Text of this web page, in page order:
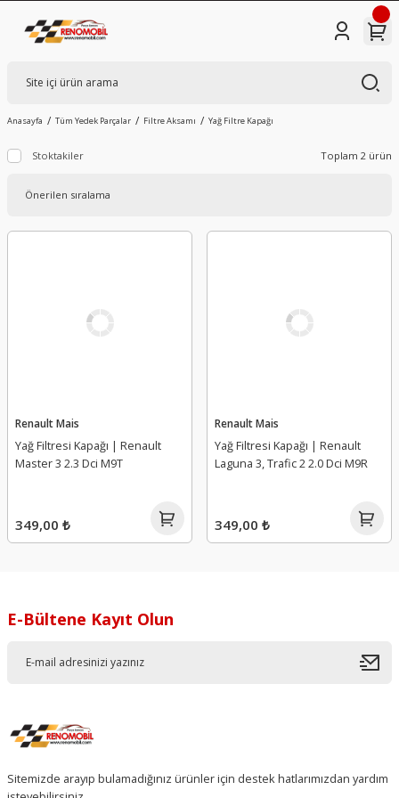
Anasayfa Tüm Yedek Parçalar Filtre Aksamı Yağ Filtre Kapağı
Stoktakiler Toplam 2 ürün
Renault Mais
Yağ Filtresi Kapağı | Renault
Master 3 2.3 Dci M9T
349,00 ₺
Renault Mais
Yağ Filtresi Kapağı | Renault
Laguna 3, Trafic 2 2.0 Dci M9R
349,00 ₺
E-Bültene Kayıt Olun
Sitemizde arayıp bulamadığınız ürünler için destek hatlarımızdan yardım